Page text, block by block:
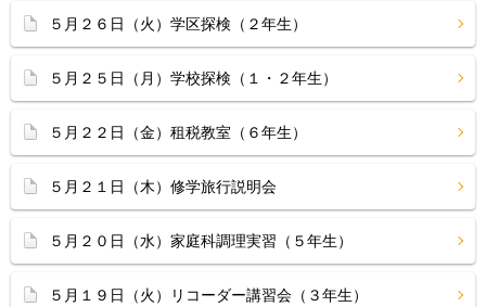
５月２６日（火）学区探検（２年生）
５月２５日（月）学校探検（１・２年生）
５月２２日（金）租税教室（６年生）
５月２１日（木）修学旅行説明会
５月２０日（水）家庭科調理実習（５年生）
５月１９日（火）リコーダー講習会（３年生）